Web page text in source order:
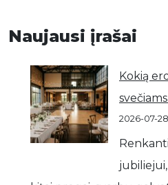
Naujausi įrašai
Kokią
2026-07-28